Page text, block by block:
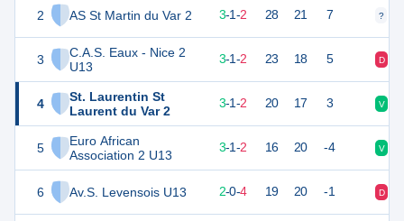
2 AS St Martin du Var 2
3
C.A.S. Eaux - Nice 2
U13
4
St. Laurentin St
Laurent du Var 2
5
Euro African
Association 2 U13
6 Av.S. Levensois U13
10 6 3-1-2 28 21 7 ?
10 3-1-2 23 18 5 D
10 3-1-2 20 17 3 V
10 3-1-2 16 20 -4 V
6 2-0-4 19 20 -1 D